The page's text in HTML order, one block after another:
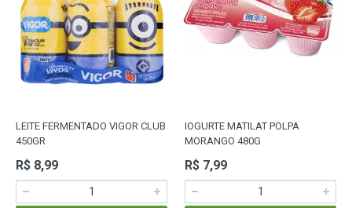
LEITE FERMENTADO VIGOR CLUB
450GR
R$ 8,99
IOGURTE MATILAT POLPA
MORANGO 480G
R$ 7,99